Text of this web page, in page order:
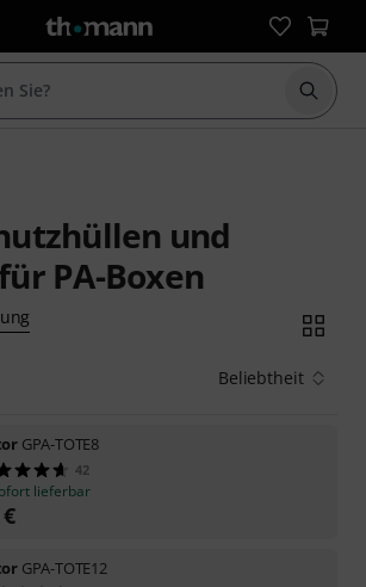
Suche
und
PA-Boxen
Beliebtheit
GPA-TOTE8
42
lieferbar
€
GPA-TOTE12